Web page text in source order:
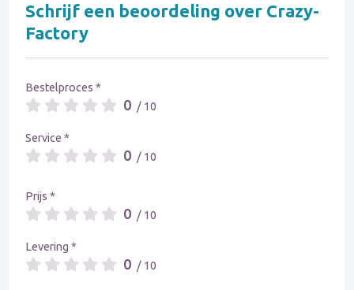
Schrijf een beoordeling over Crazy-
Factory
Bestelproces *
0 / 10
Service *
0 / 10
Prijs *
0 / 10
Levering *
0 / 10